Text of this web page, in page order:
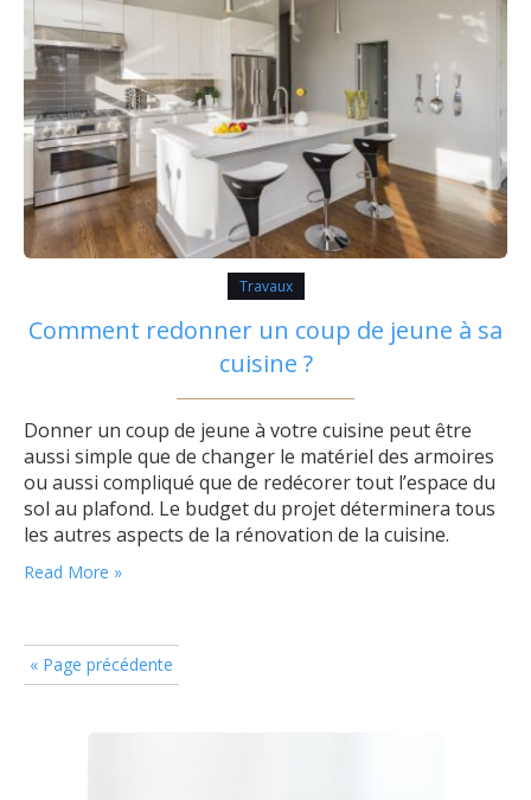
Travaux
Comment redonner un coup de jeune à sa
cuisine ?
Donner un coup de jeune à votre cuisine peut être
aussi simple que de changer le matériel des armoires
ou aussi compliqué que de redécorer tout l’espace du
sol au plafond. Le budget du projet déterminera tous
les autres aspects de la rénovation de la cuisine.
D’autres suggestions dépendent du temps alloué au
projet, de la raison du lifting et…
Read More »
« Page précédente